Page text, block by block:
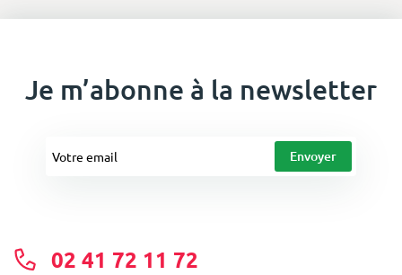
Je m’abonne à la newsletter
02 41 72 11 72